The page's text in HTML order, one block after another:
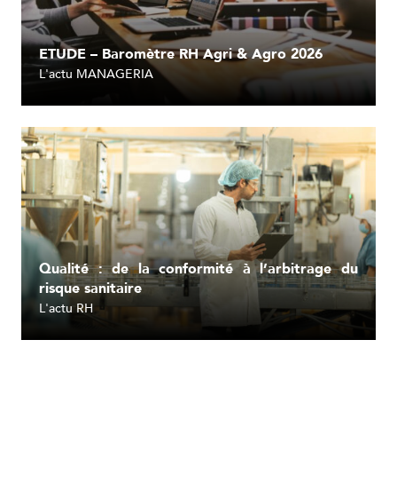
L'actu MANAGERIA
ETUDE – Baromètre RH Agri & Agro 2026
Lire l'article
L'actu RH
Qualité : de la conformité à l’arbitrage du
risque sanitaire